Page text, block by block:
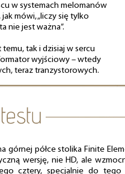
w systemach melomanów
jak mówi, „liczy się tylko
nie jest ważna”.
tak i dzisiaj w sercu
wyjściowy – wtedy
teraz tranzystorowych.
górnej półce stolika Finite
wersję, nie HD, ale
cztery, specjalnie do tego